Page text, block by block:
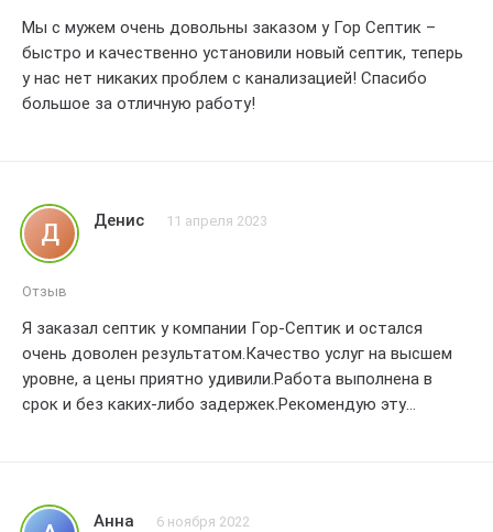
Мы с мужем очень довольны заказом у Гор Септик –
быстро и качественно установили новый септик, теперь
у нас нет никаких проблем с канализацией! Спасибо
большое за отличную работу!
Д Денис 11 апреля 2023
Отзыв
Я заказал септик у компании Гор-Септик и остался
очень доволен результатом.Качество услуг на высшем
уровне, а цены приятно удивили.Работа выполнена в
срок и без каких-либо задержек.Рекомендую эту
Анна 6 ноября 2022